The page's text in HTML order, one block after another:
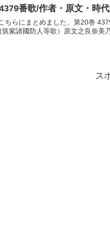
番歌/作者・原文・時
ちらにまとめました。第20巻
紫諸國防人等歌）原文之良奈美
ス